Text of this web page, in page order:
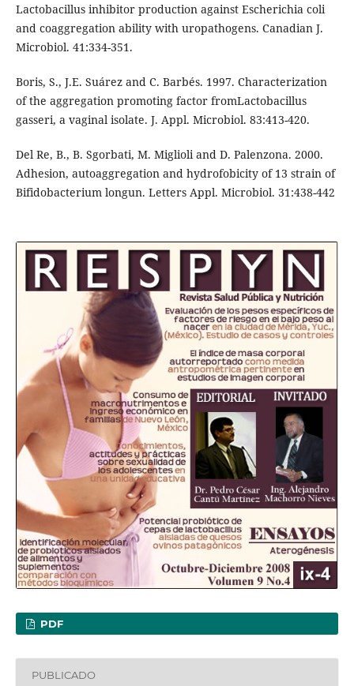
Lactobacillus inhibitor production against Escherichia coli
and coaggregation ability with uropathogens. Canadian J.
Microbiol. 41:334-351.
Boris, S., J.E. Suárez and C. Barbés. 1997. Characterization
of the aggregation promoting factor fromLactobacillus
gasseri, a vaginal isolate. J. Appl. Microbiol. 83:413-420.
Del Re, B., B. Sgorbati, M. Miglioli and D. Palenzona. 2000.
Adhesion, autoaggregation and hydrofobicity of 13 strain of
Bifidobacterium longun. Letters Appl. Microbiol. 31:438-442
PDF
PUBLICADO